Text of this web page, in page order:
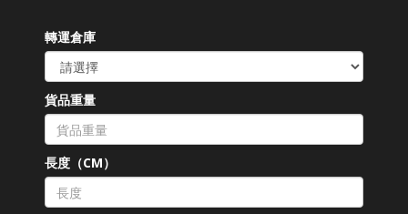
轉運倉庫
貨品重量
長度（CM）